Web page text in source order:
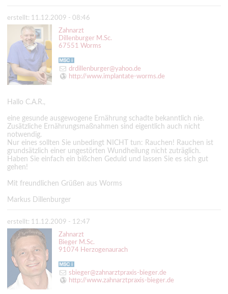
erstellt: 11.12.2009 - 08:46
Zahnarzt
Dillenburger M.Sc.
67551 Worms
drdillenburger@yahoo.de
http://www.implantate-worms.de
Hallo C.A.R.,
eine gesunde ausgewogene Ernährung schadte bekanntlich nie.
Zusätzliche Ernährungsmaßnahmen sind eigentlich auch nicht
notwendig.
Nur eines sollten Sie unbedingt NICHT tun: Rauchen! Rauchen ist
grundsätzlich einer ungestörten Wundheilung nicht zuträglich.
Haben Sie einfach ein bißchen Geduld und lassen Sie es sich gut
gehen!
Mit freundlichen Grüßen aus Worms
Markus Dillenburger
erstellt: 11.12.2009 - 12:47
Zahnarzt
Bieger M.Sc.
91074 Herzogenaurach
sbieger@zahnarztpraxis-bieger.de
http://www.zahnarztpraxis-bieger.de